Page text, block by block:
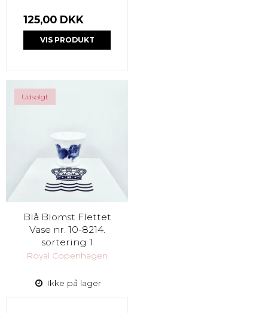
125,00 DKK
VIS PRODUKT
Udsolgt
Blå Blomst Flettet
Vase nr. 10-8214.
sortering 1
Royal Copenhagen
Ikke på lager